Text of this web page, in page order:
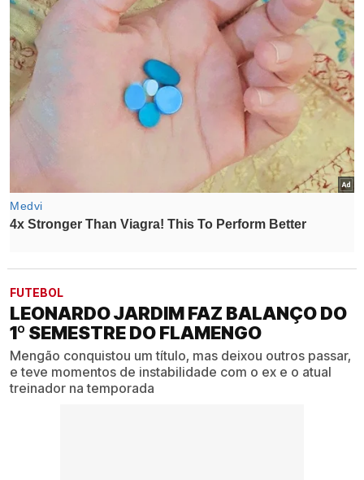
FUTEBOL
LEONARDO JARDIM FAZ BALANÇO DO
1º SEMESTRE DO FLAMENGO
Mengão conquistou um título, mas deixou outros passar,
e teve momentos de instabilidade com o ex e o atual
treinador na temporada